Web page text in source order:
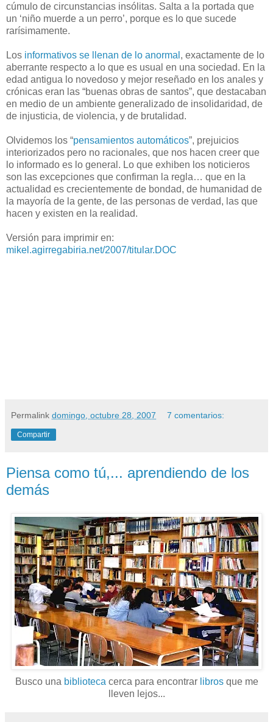
cúmulo de circunstancias insólitas. Salta a la portada que
un ‘niño muerde a un perro’, porque es lo que sucede
rarísimamente.
Los informativos se llenan de lo anormal , exactamente de lo
aberrante respecto a lo que es usual en una sociedad. En la
edad antigua lo novedoso y mejor reseñado en los anales y
crónicas eran las “buenas obras de santos”, que destacaban
en medio de un ambiente generalizado de insolidaridad, de
de injusticia, de violencia, y de brutalidad.
Olvidemos los “pensamientos automáticos”, prejuicios
interiorizados pero no racionales, que nos hacen creer que
lo informado es lo general. Lo que exhiben los noticieros
son las excepciones que confirman la regla… que en la
actualidad es crecientemente de bondad, de humanidad de
la mayoría de la gente, de las personas de verdad, las que
hacen y existen en la realidad.
Versión para imprimir en:
mikel.agirregabiria.net/2007/titular.DOC
Permalink domingo, octubre 28, 2007 7 comentarios:
Compartir
Piensa como tú,... aprendiendo de los
demás
Busco una biblioteca cerca para encontrar librosque me
lleven lejos...